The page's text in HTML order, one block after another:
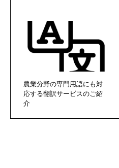
農業分野の専門用語にも対
応する翻訳サービスのご紹
介